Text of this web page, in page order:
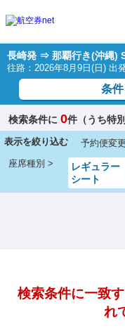
長崎発 ⇒ 那覇行き(沖縄)
往路：2026年8月9日(日)
条
検索条件に 0件（うち特
表示を絞り込む 予約便変
座席種別 >
レギュラー
シート
検索条件に一致
れ